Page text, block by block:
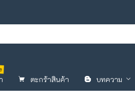
ตะกร้าสินค้า บทความ